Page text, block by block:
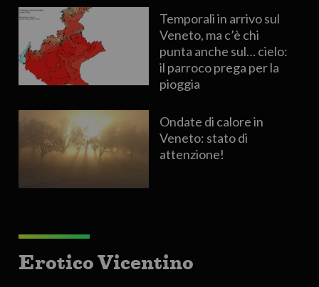
Temporali in arrivo sul
Veneto, ma c’è chi
punta anche sul… cielo:
il parroco prega per la
pioggia
Ondate di calore in
Veneto: stato di
attenzione!
Erotico Vicentino